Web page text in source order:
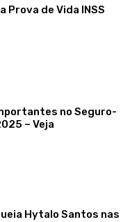
Prova de Vida INSS
no Seguro-
– Veja
Hytalo Santos nas